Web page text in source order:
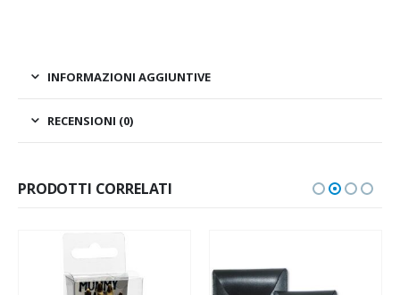
INFORMAZIONI AGGIUNTIVE
RECENSIONI (0)
PRODOTTI CORRELATI